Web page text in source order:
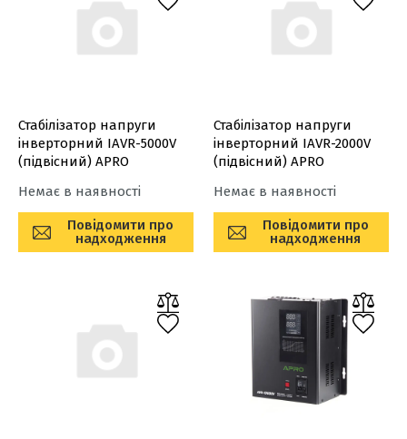
Стабілізатор напруги
інверторний IAVR-5000V
(підвісний) APRO
Немає в наявності
Повідомити про
надходження
Стабілізатор напруги
інверторний IAVR-2000V
(підвісний) APRO
Немає в наявності
Повідомити про
надходження